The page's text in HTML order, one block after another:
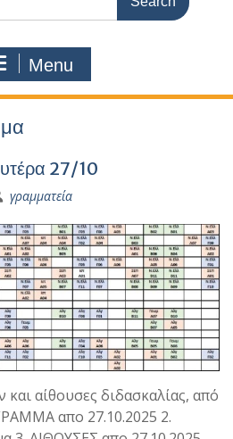
Menu
27/10
γραμματεία
αίθουσες διδασκαλίας, από
απο 27.10.2025 2.